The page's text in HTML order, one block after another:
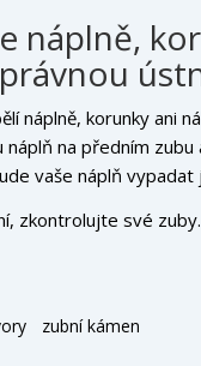
náplně,
náplně, korunky ani
náplň na předním
vaše náplň vypadat
měli nejdřív
zkontrolujte své
zubní kámen